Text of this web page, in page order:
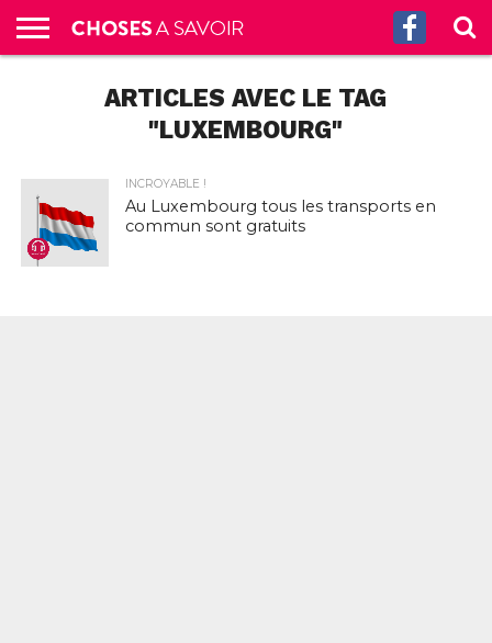
CULTURE
SCIENCES
HISTOIRE
ÉCONOMIE
INCROYABLE
S’ABONNER
CONTACT
PROPOSARTICLES AVEC LE TAG
"LUXEMBOURG"
INCROYABLE !
Au Luxembourg tous les transports en
commun sont gratuits